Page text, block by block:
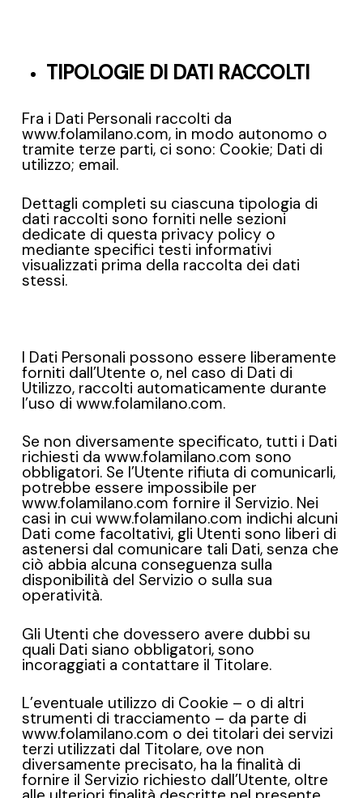
TIPOLOGIE DI DATI RACCOLTI
Fra i Dati Personali raccolti da
www.folamilano.com, in modo autonomo o
tramite terze parti, ci sono: Cookie; Dati di
utilizzo; email.
Dettagli completi su ciascuna tipologia di
dati raccolti sono forniti nelle sezioni
dedicate di questa privacy policy o
mediante specifici testi informativi
visualizzati prima della raccolta dei dati
stessi.
I Dati Personali possono essere liberamente
forniti dall’Utente o, nel caso di Dati di
Utilizzo, raccolti automaticamente durante
l’uso di www.folamilano.com.
Se non diversamente specificato, tutti i Dati
richiesti da www.folamilano.com sono
obbligatori. Se l’Utente rifiuta di comunicarli,
potrebbe essere impossibile per
www.folamilano.com fornire il Servizio. Nei
casi in cui www.folamilano.com indichi alcuni
Dati come facoltativi, gli Utenti sono liberi di
astenersi dal comunicare tali Dati, senza che
ciò abbia alcuna conseguenza sulla
disponibilità del Servizio o sulla sua
operatività.
Gli Utenti che dovessero avere dubbi su
quali Dati siano obbligatori, sono
incoraggiati a contattare il Titolare.
L’eventuale utilizzo di Cookie – o di altri
strumenti di tracciamento – da parte di
www.folamilano.com o dei titolari dei servizi
terzi utilizzati dal Titolare, ove non
diversamente precisato, ha la finalità di
fornire il Servizio richiesto dall’Utente, oltre